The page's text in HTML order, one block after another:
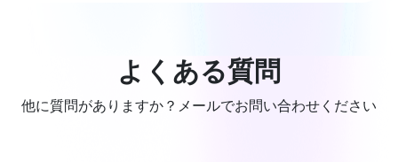
よくある質問
他に質問がありますか？メールでお問い合わせください